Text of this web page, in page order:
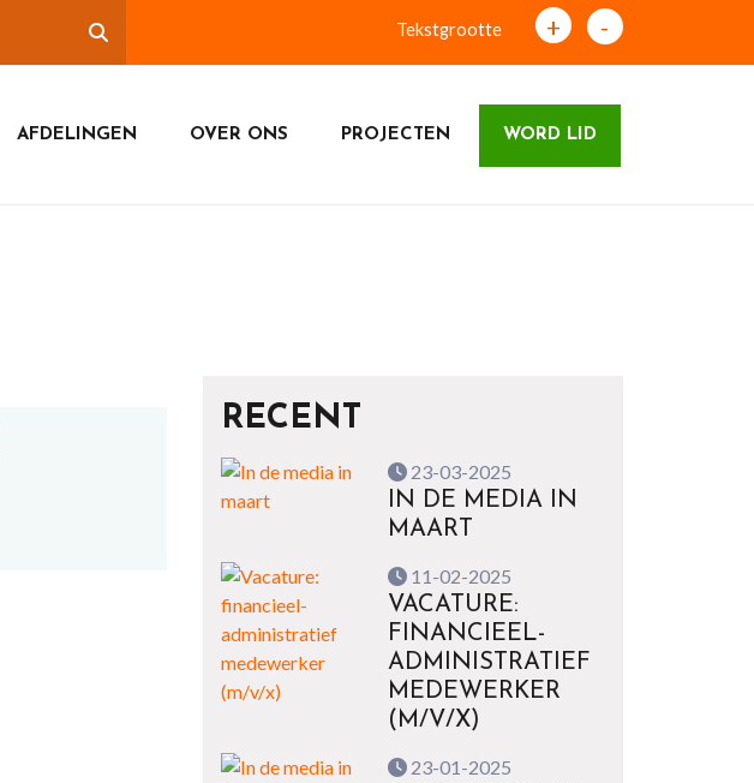
Tekstgrootte + -
AFDELINGEN OVER ONS PROJECTEN WORD LID
RECENT
23-03-2025
IN DE MEDIA IN
MAART
11-02-2025
VACATURE:
FINANCIEEL-
ADMINISTRATIEF
MEDEWERKER
(M/V/X)
23-01-2025